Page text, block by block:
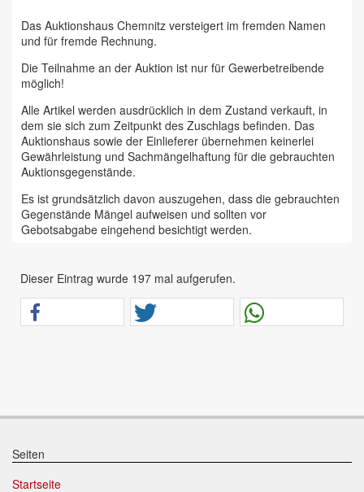
Das Auktionshaus Chemnitz versteigert im fremden Namen
und für fremde Rechnung.
Die Teilnahme an der Auktion ist nur für Gewerbetreibende
möglich!
Alle Artikel werden ausdrücklich in dem Zustand verkauft, in
dem sie sich zum Zeitpunkt des Zuschlags befinden. Das
Auktionshaus sowie der Einlieferer übernehmen keinerlei
Gewährleistung und Sachmängelhaftung für die gebrauchten
Auktionsgegenstände.
Es ist grundsätzlich davon auszugehen, dass die gebrauchten
Gegenstände Mängel aufweisen und sollten vor
Gebotsabgabe eingehend besichtigt werden.
dass sämtliche zum Verkauf stehende Artikel ungeprüft sind.
Bei allen zum Verkauf stehenden Fahrzeugen und Maschinen
ist davon auszugehen, dass diese bereits einen nicht
unerheblichen Vorschaden erlitten haben.
Wir weisen eindringlich darauf hin, dass Gebote nur
einverstanden sind und diese bedingungslos akzeptieren.
Dieser Eintrag wurde 197 mal aufgerufen.
Seiten
Startseite